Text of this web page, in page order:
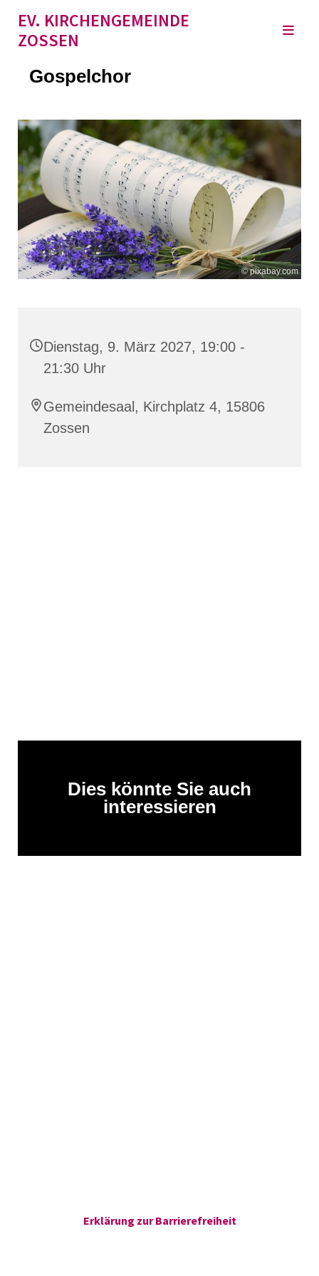
EV. KIRCHENGEMEINDE
ZOSSEN
Gospelchor
© pixabay.com
Dienstag, 9. März 2027, 19:00 -
21:30 Uhr
Gemeindesaal, Kirchplatz 4, 15806
Zossen
Dies könnte Sie auch
interessieren
Erklärung zur Barrierefreiheit